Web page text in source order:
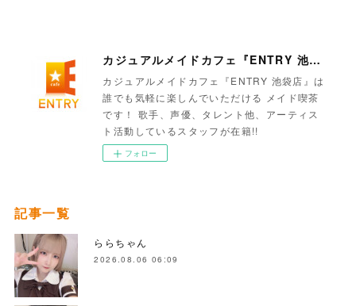
カジュアルメイドカフェ『ENTRY 池袋店』
カジュアルメイドカフェ『ENTRY 池袋店』は
誰でも気軽に楽しんでいただける メイド喫茶
です！ 歌手、声優、タレント他、アーティス
ト活動しているスタッフが在籍!!
フォロー
記事一覧
ららちゃん
2026.08.06 06:09